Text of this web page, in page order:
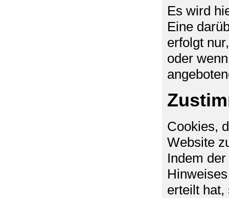
Es wird
Eine
erfolgt
oder
Cookies,
Website
Indem
erteilt hat,